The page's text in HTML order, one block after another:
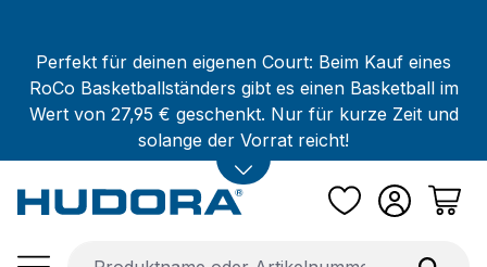
Perfekt für deinen eigenen Court: Beim Kauf eines
RoCo Basketballständers gibt es einen Basketball im
Wert von 27,95 € geschenkt. Nur für kurze Zeit und
solange der Vorrat reicht!